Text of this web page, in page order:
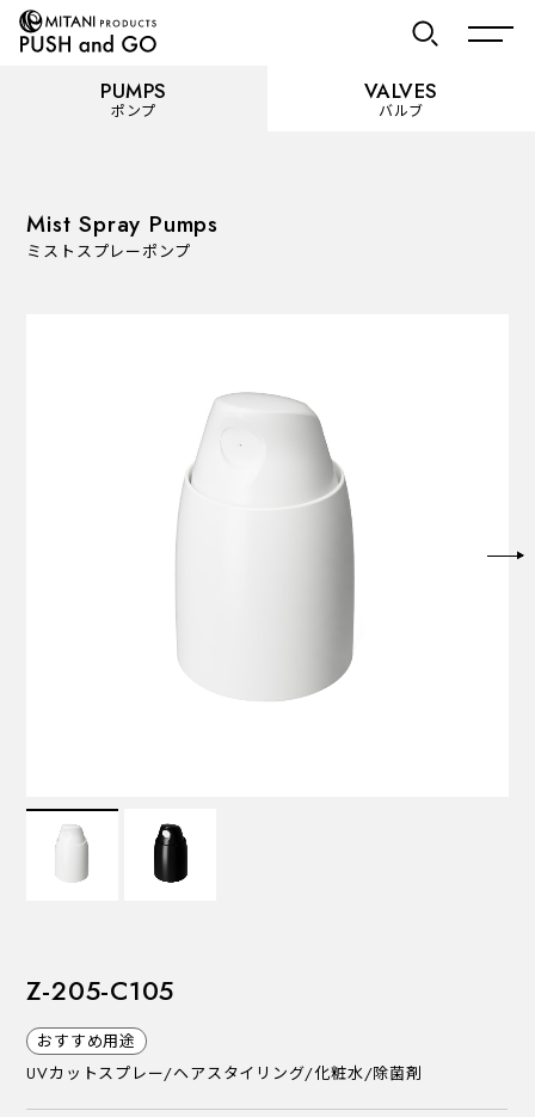
使用用途から選ぶ
VALVES
Recommended Specifications
PUMPS
ポンプ
VALVES
バルブ
Mist Spray Pumps
ミストスプレーポンプ
Z-205-C105
おすすめ用途
UVカットスプレー/ヘアスタイリング/化粧水/除菌剤